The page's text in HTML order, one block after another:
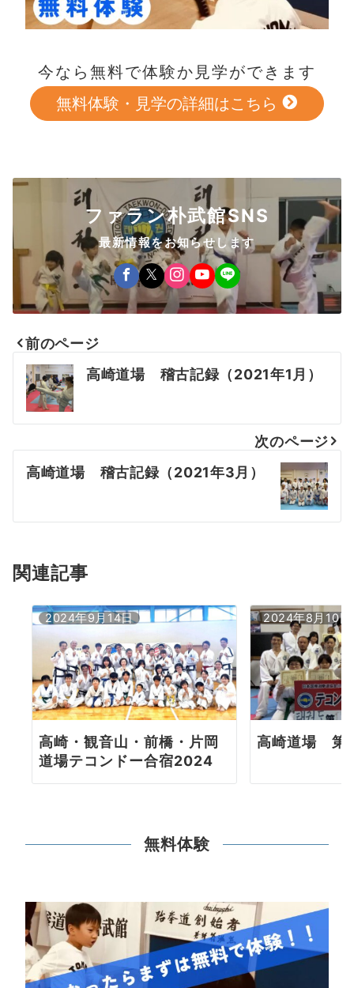
今なら無料で体験か見学ができます
無料体験・見学の詳細はこちら
ファラン朴武館SNS
最新情報をお知らせします
投
稿
ナ
ビ
ゲ
ョ
ン
前のページ
高崎道場 稽古記録（2021年1月）
次のページ
高崎道場 稽古記録（2021年3月）
関連記事
2024年9月14日
高崎・観音山・前橋・片岡
道場テコンドー合宿2024
2024年8月10日
高崎道場 第
無料体験